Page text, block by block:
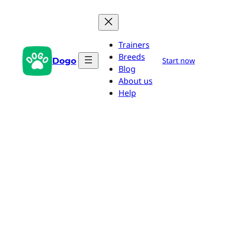
Dogo
Trainers
Breeds
Blog
About us
Help
Start now